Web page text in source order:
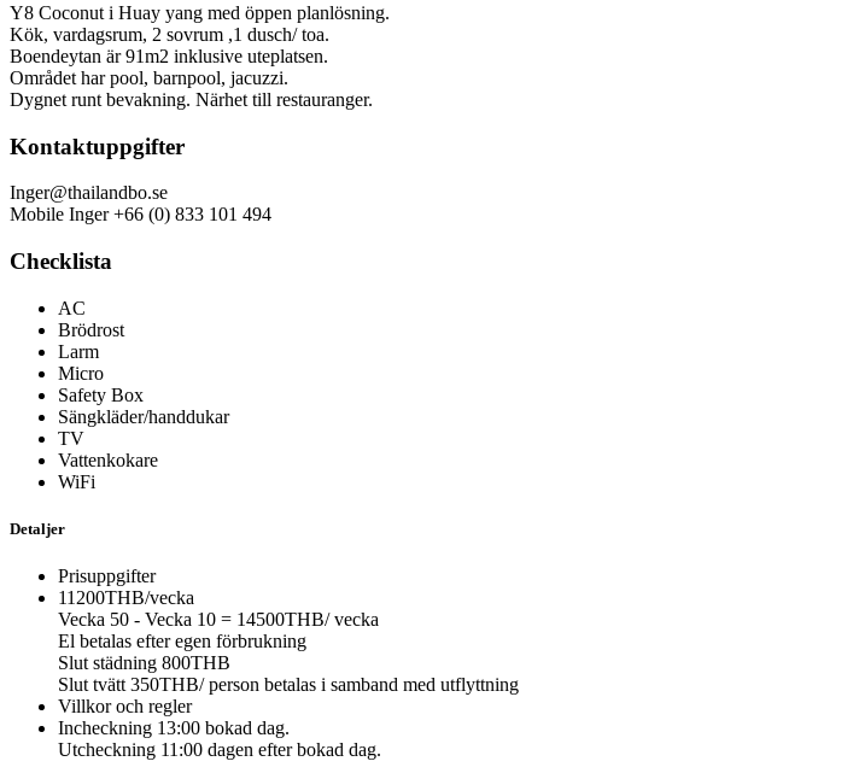
Y8 Coconut i Huay yang med öppen planlösning.
Kök, vardagsrum, 2 sovrum ,1 dusch/ toa.
Boendeytan är 91m2 inklusive uteplatsen.
Området har pool, barnpool, jacuzzi.
Dygnet runt bevakning. Närhet till restauranger.
Kontaktuppgifter
Inger@thailandbo.se
Mobile Inger +66 (0) 833 101 494
Checklista
AC
Brödrost
Larm
Micro
Safety Box
Sängkläder/handdukar
TV
Vattenkokare
WiFi
Detaljer
Prisuppgifter
11200THB/vecka
Vecka 50 - Vecka 10 = 14500THB/ vecka
El betalas efter egen förbrukning
Slut städning 800THB
Slut tvätt 350THB/ person betalas i samband med utflyttning
Villkor och regler
Incheckning 13:00 bokad dag.
Utcheckning 11:00 dagen efter bokad dag.